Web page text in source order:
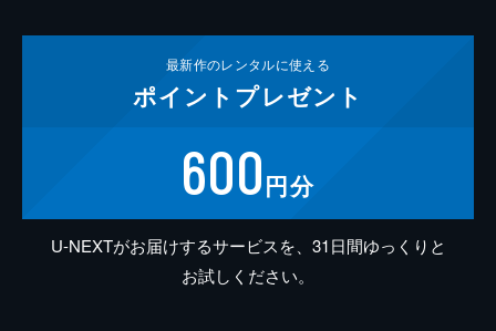
最新作のレンタルに使える
ポイント プレゼント
600円分
U-NEXTがお届けするサービスを、31日間ゆっくりと
お試しください。